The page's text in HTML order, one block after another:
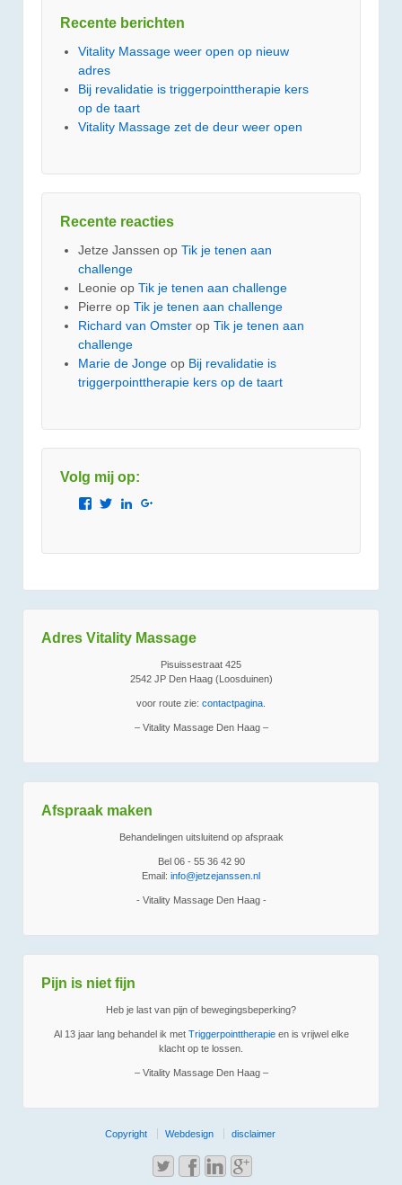
Recente berichten
Vitality Massage weer open op nieuw
adres
Bij revalidatie is triggerpointtherapie kers
op de taart
Vitality Massage zet de deur weer open
Recente reacties
Jetze Janssen op Tik je tenen aan
challenge
Leonie op Tik je tenen aan challenge
Pierre op Tik je tenen aan challenge
Richard van Omster op Tik je tenen aan
challenge
Marie de Jonge op Bij revalidatie is
triggerpointtherapie kers op de taart
Volg mij op:
Bekijk
Facebook
Bekijk
Twitter
Bekijk
LinkedIn
Google+
Adres Vitality Massage
Pisuissestraat 425
2542 JP Den Haag (Loosduinen)
voor route zie: contactpagina
– Vitality Massage Den Haag –
Afspraak maken
Behandelingen uitsluitend op afspraak
Bel 06 - 55 36 42 90
Email: info@jetzejanssen.nl
- Vitality Massage Den Haag -
Pijn is niet fijn
Heb je last van pijn of bewegingsbeperking?
Al 13 jaar lang behandel ik met Triggerpointtherapieen is vrijwel elke
klacht op te lossen.
– Vitality Massage Den Haag –
Copyright Webdesign disclaimer